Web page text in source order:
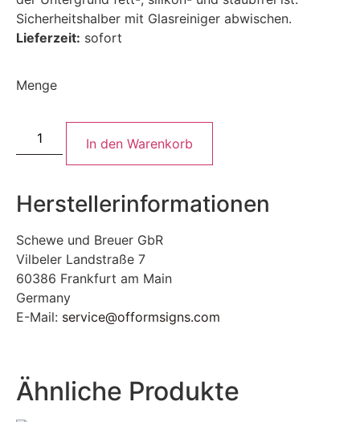
Sicherheitshalber mit Glasreiniger abwischen.
Lieferzeit: sofort
Menge
In den Warenkorb
Herstellerinformationen
Schewe und Breuer GbR
Vilbeler Landstraße 7
60386 Frankfurt am Main
Germany
E-Mail: service@offormsigns.com
Ähnliche Produkte